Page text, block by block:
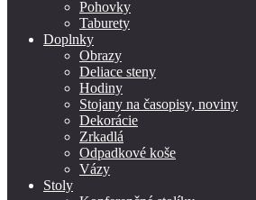
Pohovky
Taburety
Doplnky
Obrazy
Deliace steny
Hodiny
Stojany na časopisy, noviny
Dekorácie
Zrkadlá
Odpadkové koše
Vázy
Stoly